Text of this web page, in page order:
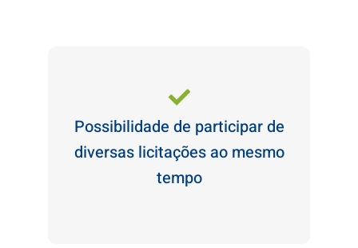
Possibilidade de participar de
diversas licitações ao mesmo
tempo